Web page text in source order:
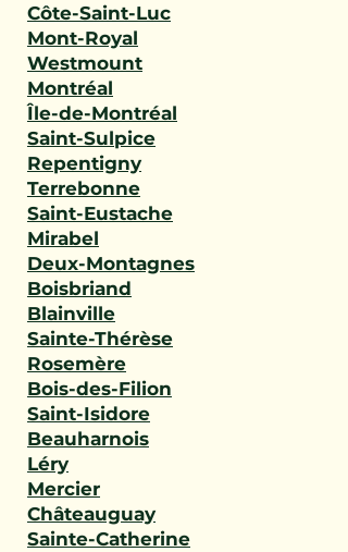
Côte-Saint-Luc
Mont-Royal
Westmount
Montréal
Île-de-Montréal
Saint-Sulpice
Repentigny
Terrebonne
Saint-Eustache
Mirabel
Deux-Montagnes
Boisbriand
Blainville
Sainte-Thérèse
Rosemère
Bois-des-Filion
Saint-Isidore
Beauharnois
Léry
Mercier
Châteauguay
Sainte-Catherine